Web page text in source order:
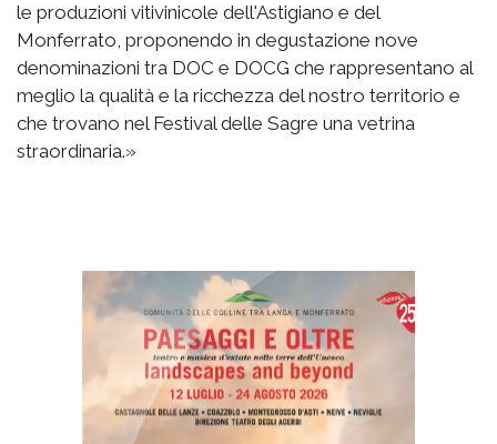
le produzioni vitivinicole dell'Astigiano e del
Monferrato, proponendo in degustazione nove
denominazioni tra DOC e DOCG che rappresentano al
meglio la qualità e la ricchezza del nostro territorio e
che trovano nel Festival delle Sagre una vetrina
straordinaria.»